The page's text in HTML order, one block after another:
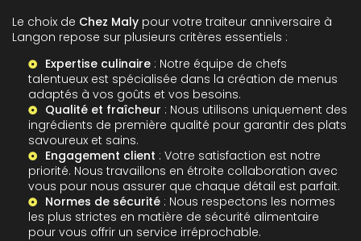
Le choix de Chez Maly pour votre traiteur anniversaire à
Langon repose sur plusieurs critères essentiels :
Expertise culinaire : Notre équipe de chefs
talentueux est spécialisée dans la création de menus
adaptés à vos goûts et vos besoins.
Qualité et fraîcheur : Nous utilisons uniquement des
ingrédients de première qualité pour garantir des plats
savoureux et sains.
Engagement client : Votre satisfaction est notre
priorité. Nous travaillons en étroite collaboration avec
vous pour nous assurer que chaque détail est parfait.
Normes de sécurité : Nous respectons les normes
les plus strictes en matière de sécurité alimentaire
pour vous offrir un service irréprochable.